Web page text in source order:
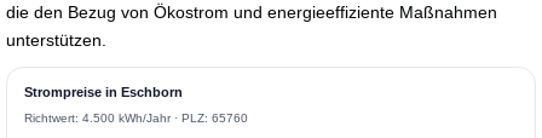
die den Bezug von Ökostrom und energieeffiziente Maßnahmen
unterstützen.
Strompreise in Eschborn
Richtwert: 4.500 kWh/Jahr · PLZ: 65760